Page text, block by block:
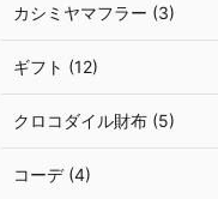
カシミヤマフラー (3)
ギフト (12)
クロコダイル財布 (5)
コーデ (4)